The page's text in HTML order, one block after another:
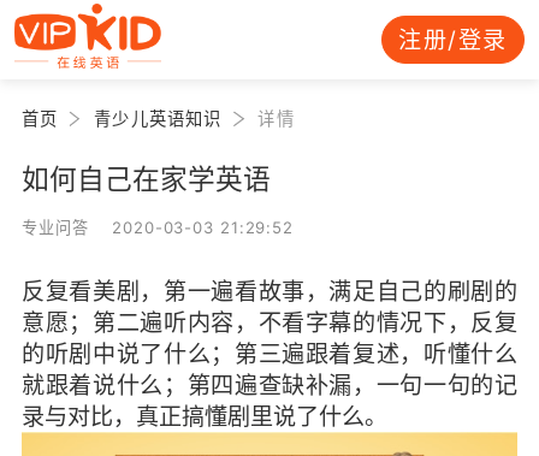
注册/登录
首页 青少儿英语知识 详情
如何自己在家学英语
专业问答 2020-03-03 21:29:52
反复看美剧，第一遍看故事，满足自己的刷剧的
意愿；第二遍听内容，不看字幕的情况下，反复
的听剧中说了什么；第三遍跟着复述，听懂什么
就跟着说什么；第四遍查缺补漏，一句一句的记
录与对比，真正搞懂剧里说了什么。